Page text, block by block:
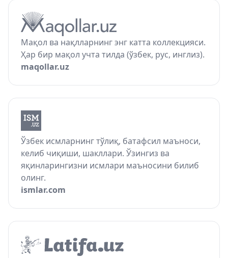
Мақол ва нақлларнинг энг катта коллекцияси.
Ҳар бир мақол учта тилда (ўзбек, рус, инглиз).
maqollar.uz
Ўзбек исмларнинг тўлиқ, батафсил маъноси,
келиб чиқиши, шакллари. Ўзингиз ва
яқинларингизни исмлари маъносини билиб
олинг.
ismlar.com